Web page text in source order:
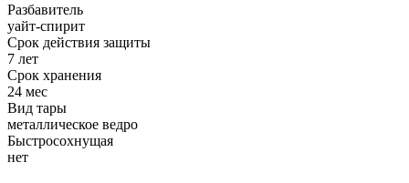
Разбавитель
уайт-спирит
Срок действия защиты
7 лет
Срок хранения
24 мес
Вид тары
металлическое ведро
Быстросохнущая
нет